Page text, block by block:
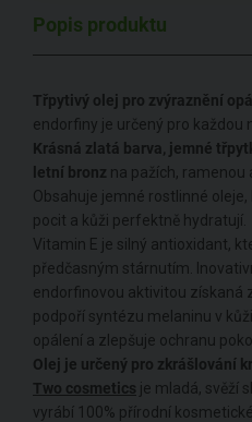
Popis produktu
Třpytivý olej pro zvýraznění
endorfiny je určený pro každou
Krásná zlatá barva, jemné
letní bronz na pažích, ramenou
Obsahuje jemné rostlinné
pocit a kůži perfektně hydratují.
Vitamin E je silný antioxidant,
předčasným stárnutím.
endorfinovou aktivitou získaná
podpoří syntézu melaninu v
opálení a zlepšuje ochranu
Olej je určený pro zkrášlování
Two cosmetics je mladá, svěží
vyrábí 100% přírodní